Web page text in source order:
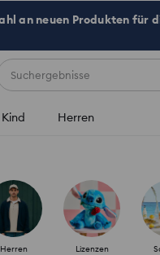
an neuen Produkten für
Suchergebnisse
Kind Herren
Herren Lizenzen